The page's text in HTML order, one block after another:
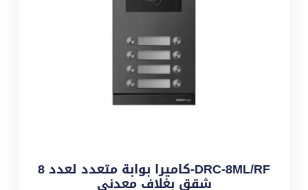
DRC-8ML/RF-كاميرا بوابة متعدد لعدد 8
شقق بغلاف معدني